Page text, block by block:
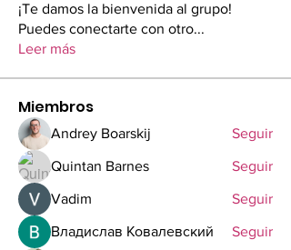
¡Te damos la bienvenida al grupo!
Puedes conectarte con otro...
Leer más
Miembros
Andrey Boarskij Seguir
Quintan Barnes Seguir
Vadim Seguir
Владислав Ковалевский Seguir